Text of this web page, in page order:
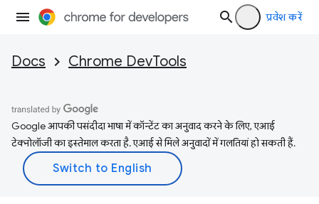
प्रवेश करें
Docs Chrome DevTools
Google आपकी पसंदीदा भाषा में कॉन्टेंट का अनुवाद करने के लिए, एआई
टेक्नोलॉजी का इस्तेमाल करता है. एआई से मिले अनुवादों में गलतियां हो सकती हैं.